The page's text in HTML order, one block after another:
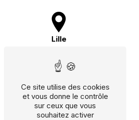
Lille
Oissel
Ce site utilise des cookies
et vous donne le contrôle
sur ceux que vous
souhaitez activer